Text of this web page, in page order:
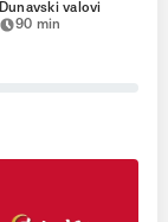
Dunavski valovi
90 min